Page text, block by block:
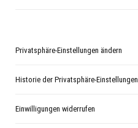
Privatsphäre-Einstellungen ändern
Historie der Privatsphäre-Einstellungen
Einwilligungen widerrufen